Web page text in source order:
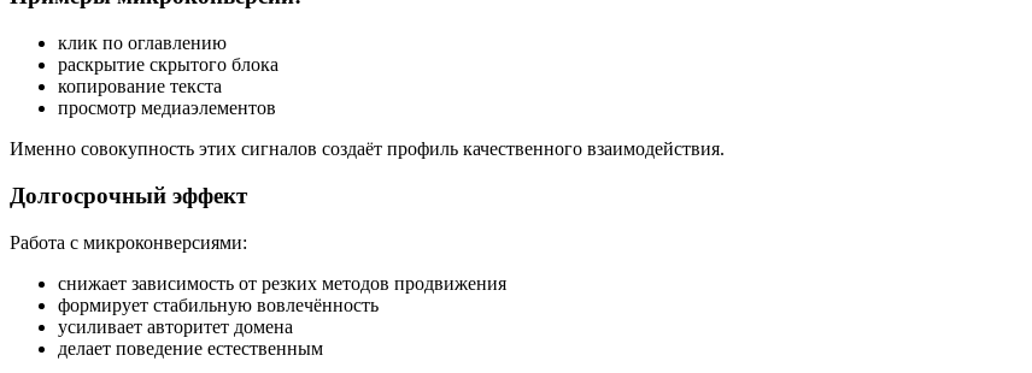
клик по оглавлению
раскрытие скрытого блока
копирование текста
просмотр медиаэлементов
Именно совокупность этих сигналов создаёт профиль качественного взаимодействия.
Долгосрочный эффект
Работа с микроконверсиями:
снижает зависимость от резких методов продвижения
формирует стабильную вовлечённость
усиливает авторитет домена
делает поведение естественным